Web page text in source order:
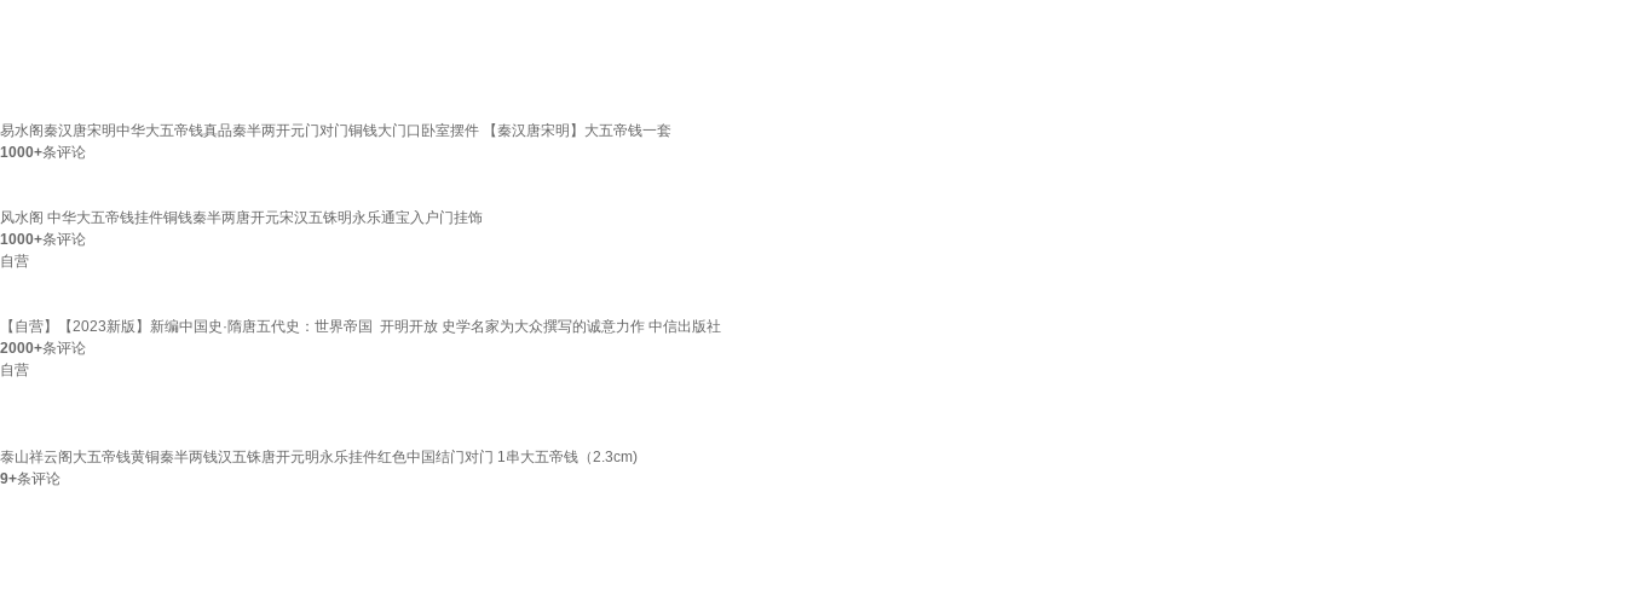
易水阁秦汉唐宋明中华大五帝钱真品秦半两开元门对门铜钱大门口卧室摆件 【秦汉唐宋明】大五帝钱一套
1000+条评论
风水阁 中华大五帝钱挂件铜钱秦半两唐开元宋汉五铢明永乐通宝入户门挂饰
1000+条评论
自营
【自营】【2023新版】新编中国史·隋唐五代史：世界帝国 开明开放 史学名家为大众撰写的诚意力作 中信出版社
2000+条评论
自营
泰山祥云阁大五帝钱黄铜秦半两钱汉五铢唐开元明永乐挂件红色中国结门对门 1串大五帝钱（2.3cm)
9+条评论